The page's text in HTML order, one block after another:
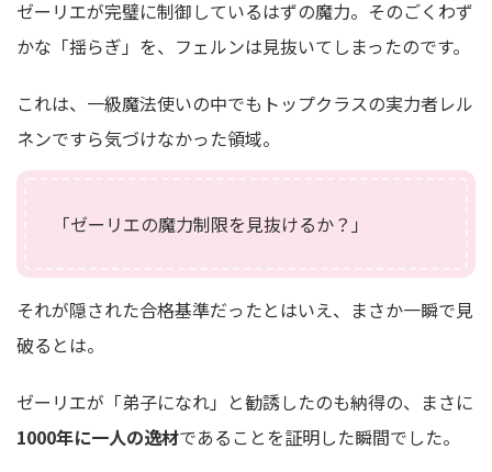
ゼーリエが完璧に制御しているはずの魔力。そのごくわず
かな「揺らぎ」を、フェルンは見抜いてしまったのです。
これは、一級魔法使いの中でもトップクラスの実力者レル
ネンですら気づけなかった領域。
「ゼーリエの魔力制限を見抜けるか？」
それが隠された合格基準だったとはいえ、まさか一瞬で見
破るとは。
ゼーリエが「弟子になれ」と勧誘したのも納得の、まさに
1000年に一人の逸材であることを証明した瞬間でした。